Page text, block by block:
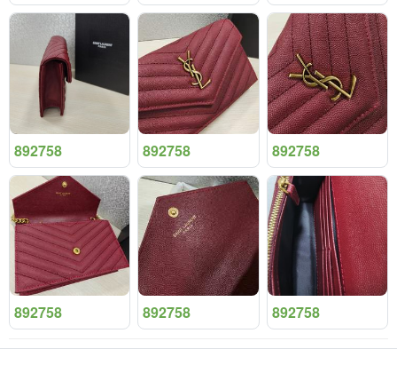
892758 892758 892758
892758 892758 892758